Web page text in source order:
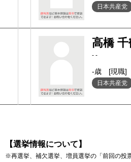
日本共産党
高橋
- -
-歳 [現職]
日本共産党
【選挙情報について】
※再選挙、補欠選挙、増員選挙の「前回の投